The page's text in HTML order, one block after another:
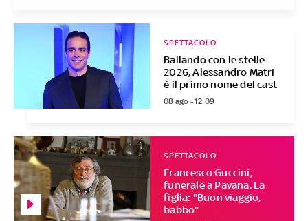
Ballando con le stelle
2026, Alessandro Matri
è il primo nome del cast
SPETTACOLO
08 ago - 12:09
Francesco Guccini,
funerale a Pavana. La
figlia: "Buon viaggio,
babbo"
SPETTACOLO